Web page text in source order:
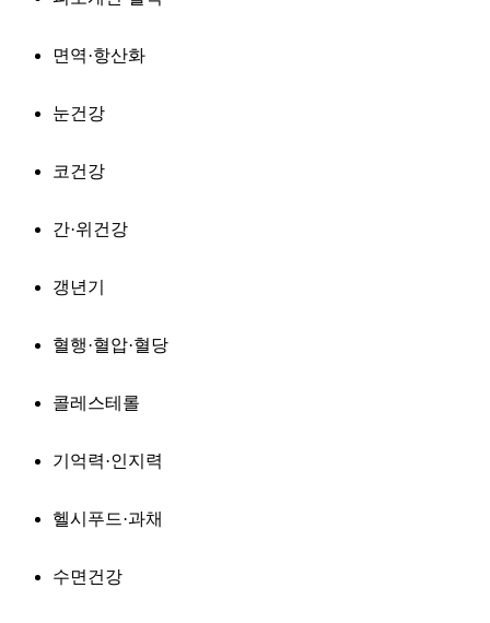
면역·항산화
눈건강
코건강
간·위건강
갱년기
혈행·혈압·혈당
콜레스테롤
기억력·인지력
헬시푸드·과채
수면건강